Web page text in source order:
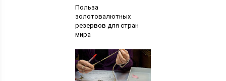
Польза
золотовалютных
резервов для стран
мира